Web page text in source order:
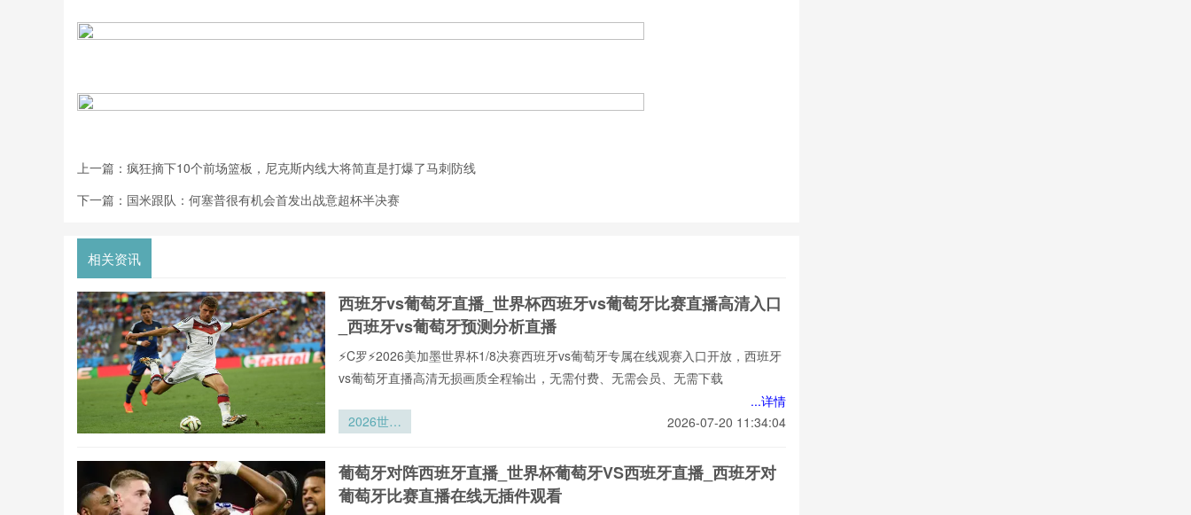
上一篇： 疯狂摘下10个前场篮板，尼克斯内线大将简直是打爆了马刺防线
下一篇： 国米跟队：何塞普很有机会首发出战意超杯半决赛
相关资讯
西班牙vs葡萄牙直播_世界杯西班牙vs葡萄牙比赛直播高清入口
_西班牙vs葡萄牙预测分析直播
⚡️C罗⚡️2026美加墨世界杯1/8决赛西班牙vs葡萄牙专属在线观赛入口开放，西班牙
vs葡萄牙直播高清无损画质全程输出，无需付费、无需会员、无需下载
...详情
2026世界
融球场疏散
通道宽度合
2026-07-20 11:34:04
葡萄牙对阵西班牙直播_世界杯葡萄牙VS西班牙直播_西班牙对
葡萄牙比赛直播在线无插件观看